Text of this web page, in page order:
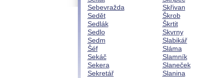
Sebevražda
Sedět
Sedlák
Sedlo
Sedm
Šéf
Sekáč
Sekera
Sekretář
Skřivan
Škrob
Škrtit
Skvrny
Slabikář
Sláma
Slamník
Slaneček
Slanina